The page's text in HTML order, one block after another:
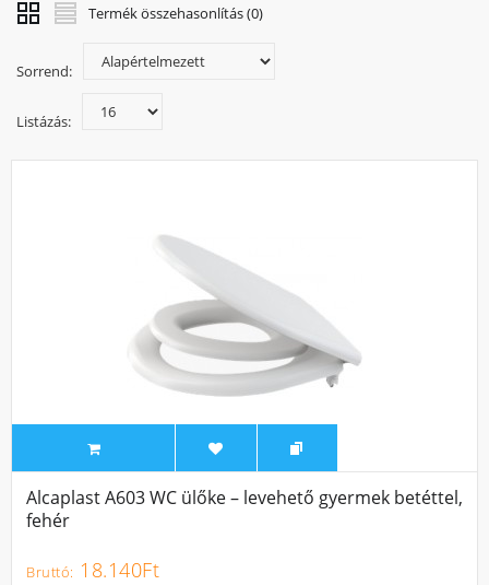
Termék összehasonlítás (0)
Sorrend:
Listázás:
Alcaplast A603 WC ülőke – levehető gyermek betéttel,
fehér
18.140Ft